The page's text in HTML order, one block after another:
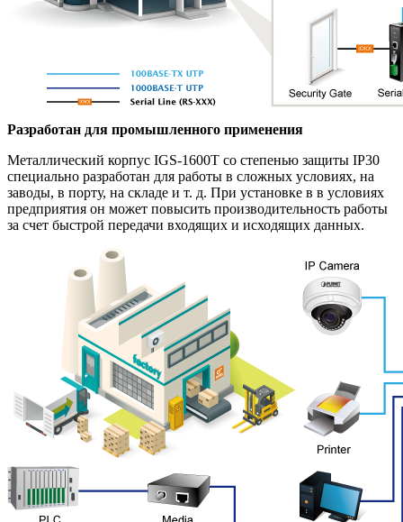
Разработан для промышленного применения
Металлический корпус IGS-1600T со степенью защиты IP30
специально разработан для работы в сложных условиях, на
заводы, в порту, на складе и т. д. При установке в в условиях
предприятия он может повысить производительность работы
за счет быстрой передачи входящих и исходящих данных.